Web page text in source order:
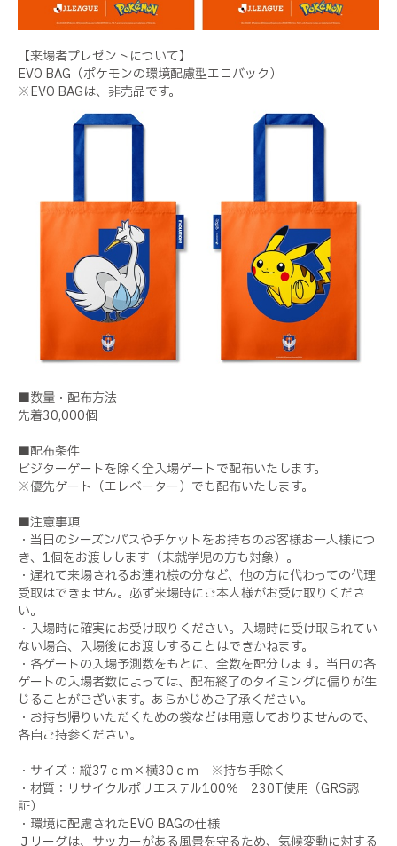
【来場者プレゼントについて】
EVO BAG（ポケモンの環境配慮型エコバック）
※EVO BAGは、非売品です。
■数量・配布方法
先着30,000個
■配布条件
ビジターゲートを除く全入場ゲートで配布いたします。
※優先ゲート（エレベーター）でも配布いたします。
■注意事項
・当日のシーズンパスやチケットをお持ちのお客様お一人様につ
き、1個をお渡しします（未就学児の方も対象）。
・遅れて来場されるお連れ様の分など、他の方に代わっての代理
受取はできません。必ず来場時にご本人様がお受け取りくださ
い。
・入場時に確実にお受け取りください。入場時に受け取られてい
ない場合、入場後にお渡しすることはできかねます。
・各ゲートの入場予測数をもとに、全数を配分します。当日の各
ゲートの入場者数によっては、配布終了のタイミングに偏りが生
じることがございます。あらかじめご了承ください。
・お持ち帰りいただくための袋などは用意しておりませんので、
各自ご持参ください。
・サイズ：縦37ｃｍ×横30ｃｍ ※持ち手除く
・材質：リサイクルポリエステル100％ 230T使用（GRS認
証）
・環境に配慮されたEVO BAGの仕様